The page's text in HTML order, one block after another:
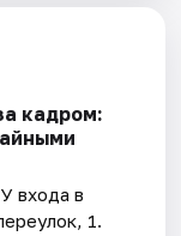
кадром:
входа в
1.